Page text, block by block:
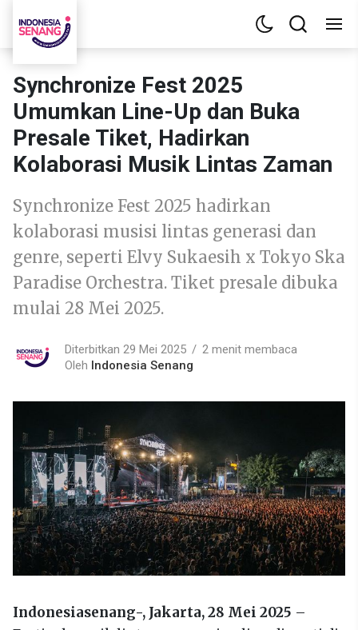
Synchronize Fest 2025
Umumkan Line-Up dan Buka
Presale Tiket, Hadirkan
Kolaborasi Musik Lintas Zaman
Synchronize Fest 2025 hadirkan
kolaborasi musisi lintas generasi dan
genre, seperti Elvy Sukaesih x Tokyo Ska
Paradise Orchestra. Tiket presale dibuka
mulai 28 Mei 2025.
Diterbitkan 29 Mei 2025
2 menit membaca
Oleh Indonesia Senang
Indonesiasenang-, Jakarta, 28 Mei 2025 –